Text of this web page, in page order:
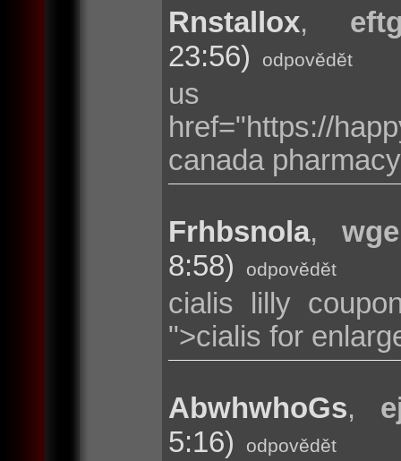
Rnstallox,
23:56)
odpovědět
us
href="https://
canada
Frhbsnola,
8:58)
odpovědět
cialis lilly
">cialis for
AbwhwhoGs,
5:16)
odpovědět